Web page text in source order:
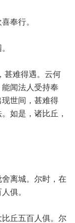
奉行。
甚难得遇。云何
闻法人受持奉
世间，甚难得
如是，诸比丘，
离城。尔时，在
俱。
丘五百人俱。尔